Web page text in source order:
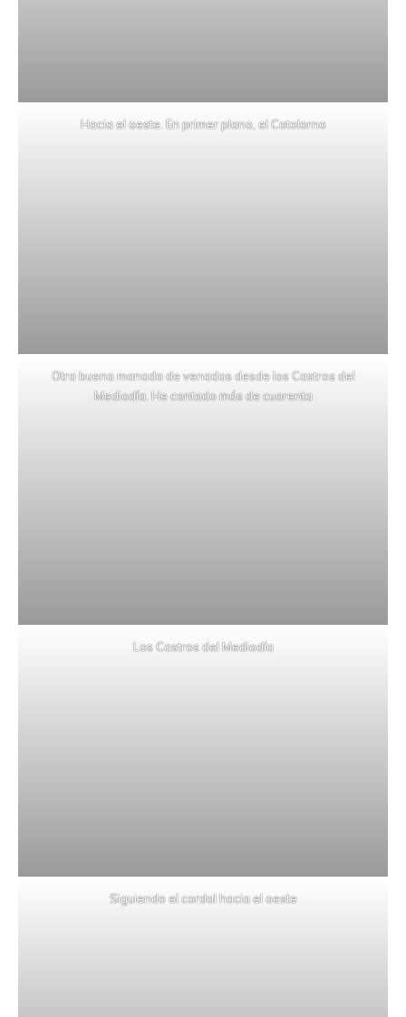
Hacia el oeste. En primer plano, el Cotolorno
Otra buena manada de venadas desde los Castros del
Mediodía. He contado más de cuarenta
Los Castros del Mediodía
Siguiendo el cordal hacia el oeste